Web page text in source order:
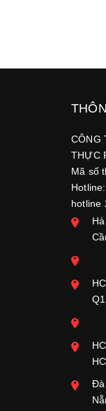
CÔNG
THỰC
Mã số
hotline
Đà